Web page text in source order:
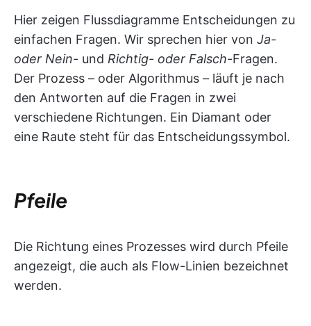
Hier zeigen Flussdiagramme Entscheidungen zu
einfachen Fragen. Wir sprechen hier von Ja-
oder Nein- und Richtig- oder Falsch-Fragen.
Der Prozess – oder Algorithmus – läuft je nach
den Antworten auf die Fragen in zwei
verschiedene Richtungen. Ein Diamant oder
eine Raute steht für das Entscheidungssymbol.
Pfeile
Die Richtung eines Prozesses wird durch Pfeile
angezeigt, die auch als Flow-Linien bezeichnet
werden.